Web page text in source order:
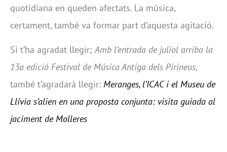
quotidiana en queden afectats. La música,
certament, també va formar part d’aquesta agitació.
Si t’ha agradat llegir;Amb l’entrada de juliol arriba la
13a edició Festival de Música Antiga dels Pirineus,
també t’agradarà llegir: Meranges, l’ICAC i el Museu de
Llívia s’alien en una proposta conjunta: visita guiada al
jaciment de Molleres